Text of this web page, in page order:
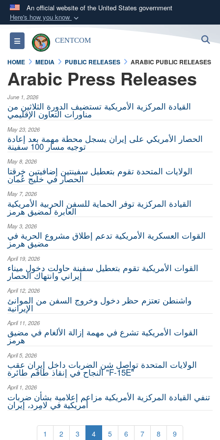
An official website of the United States government
Here's how you know
Official websites use .mil
A.milwebsite belongs to an official U.S.
Department of Defense organization in the United
A lock ( )orhttps://means you’ve safely
connected to the .mil website. Share sensitive
information only on official, secure websites.
Toggle navigationCENTCOM
HOME MEDIA PUBLIC RELEASES ARABIC PUBLIC RELEASES
Arabic Press Releases
June 1, 2026
القيادة المركزية الأمريكية تستضيف الدورة الثلاثين من
مناورات التعاون الإقليمي
May 23, 2026
الحصار الأمريكي على إيران يسجل محطة مهمة بعد إعادة
توجيه مسار 100 سفينة
May 8, 2026
الولايات المتحدة تقوم بتعطيل سفينتين إضافيتين خرقتا
الحصار في خليج عُمان
May 7, 2026
القيادة المركزية توفر الحماية للسفن الحربية الأمريكية
العابرة لمضيق هرمز
May 3, 2026
القوات العسكرية الأمريكية تدعم إطلاق مشروع الحرية في
مضيق هرمز
April 19, 2026
القوات الأمريكية تقوم بتعطيل سفينة حاولت دخول ميناء
إيراني وانتهاك الحصار
April 12, 2026
واشنطن تعتزم حظر دخول وخروج السفن من الموانئ
الإيرانية
April 11, 2026
القوات الأمريكية تشرع في مهمة إزالة الألغام في مضيق
هرمز
April 5, 2026
الولايات المتحدة تواصل شن الضربات داخل إيران عقب
النجاح في إنقاذ طاقم طائرة "F-15E"
April 1, 2026
تنفي القيادة المركزية الأمريكية مزاعم إعلامية بشأن ضربات
أمريكية في لامِرد، إيران
1 2 3 4 5 6 7 8 9